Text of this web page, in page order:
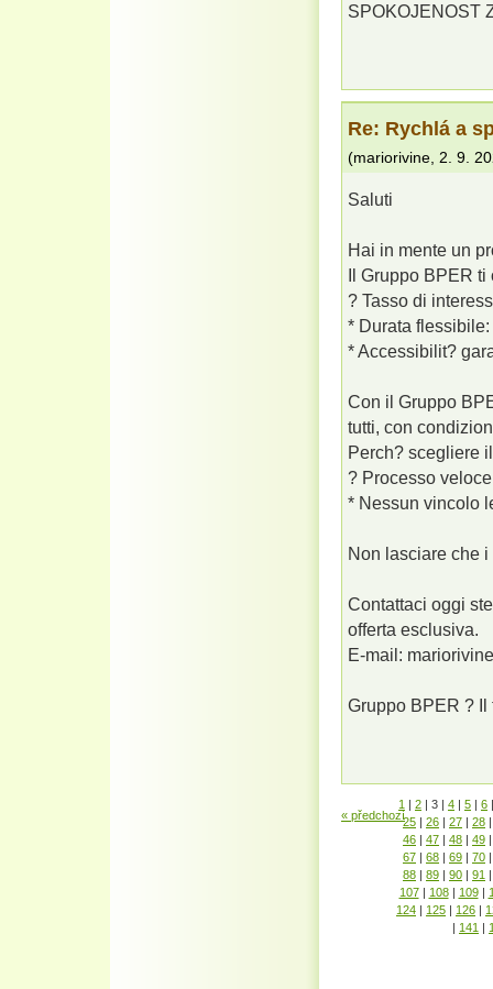
SPOKOJENOST
Re: Rychlá a
(mariorivine 2. 9.
Saluti
Hai in mente un
Il Gruppo BPER
? Tasso di
* Durata
* Accessibilit?
Con il Gruppo
tutti, con
Perch? scegliere
? Processo
* Nessun vincolo
Non lasciare che
Contattaci oggi
offerta esclusiva.
E-mail:
Gruppo BPER ?
« předchozí
1 | 2 | 3 | 4 | 5 | 6 |
25 | 26 | 27 | 28 |
46 | 47 | 48 | 49 |
67 | 68 | 69 | 70 |
88 | 89 | 90 | 91 |
107 | 108 | 109 |
124 | 125 | 126 |
| 141 |